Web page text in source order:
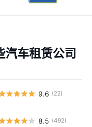
汽车租赁公司
9.6 (22)
8.5 (492)